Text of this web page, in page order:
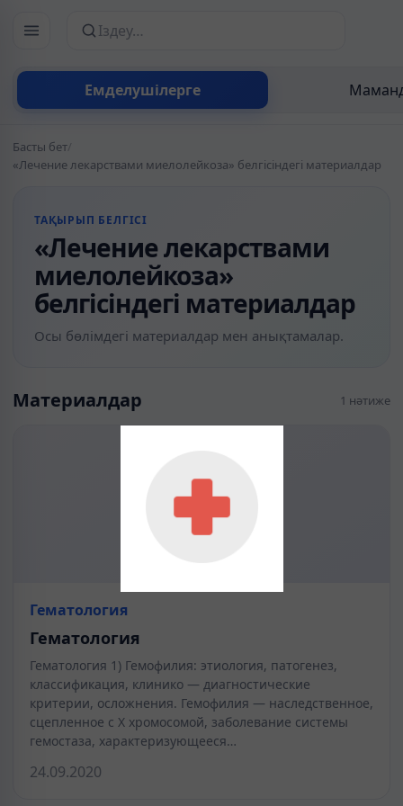
Емделушілерге
Сайттан іздеу
Басты бет/
«Лечение лекарствами миелолейкоза» белгісіндегі материалдар
ТАҚЫРЫП БЕЛГІСІ
«Лечение лекарствами
миелолейкоза»
белгісіндегі материалдар
Осы бөлімдегі материалдар мен анықтамалар.
Материалдар 1 нәтиже
Гематология
Гематология
Гематология 1) Гемофилия: этиология, патогенез,
классификация, клинико — диагностические
критерии, осложнения. Гемофилия — наследственное,
сцепленное с X хромосомой, заболевание системы
гемостаза, характеризующееся…
24.09.2020